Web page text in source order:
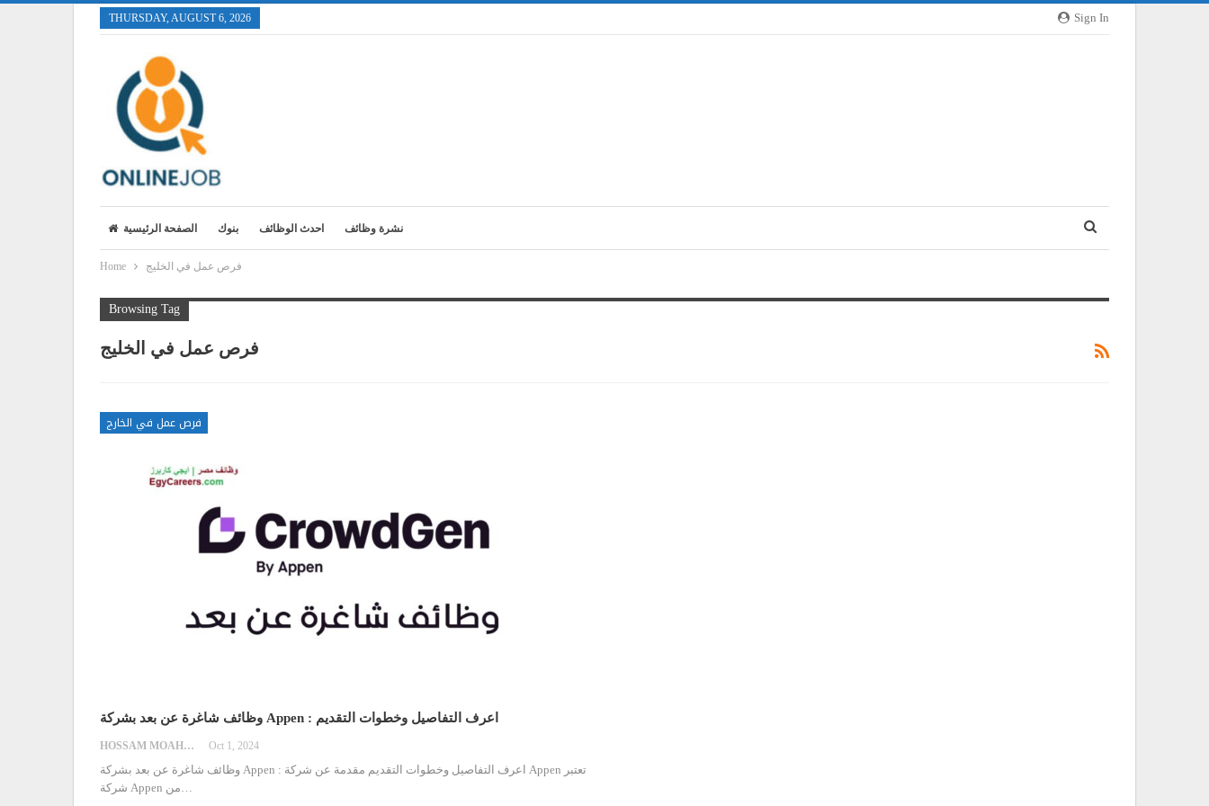
Sign In
THURSDAY, AUGUST 6, 2026
الصفحة الرئيسية بنوك احدث الوظائف نشرة وظائف
Home فرص عمل في الخليج
Browsing Tag
فرص عمل في الخليج
فرص عمل في الخارج
وظائف شاغرة عن بعد بشركة Appen : اعرف التفاصيل وخطوات التقديم
HOSSAM MOAHMED Oct 1, 2024
وظائف شاغرة عن بعد بشركة Appen : اعرف التفاصيل وخطوات التقديم مقدمة عن شركة Appen تعتبر
شركة Appen من